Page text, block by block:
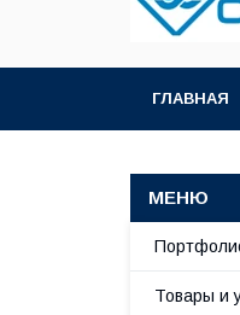
ГЛАВНАЯ
Товары и